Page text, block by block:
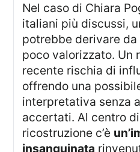
Nel caso di Chiara Poggi, tra i delitti
italiani più discussi,
potrebbe derivare
poco valorizzato. Un
recente rischia di
offrendo una
interpretativa senza
accertati. Al centro
ricostruzione c’è
insanguinata